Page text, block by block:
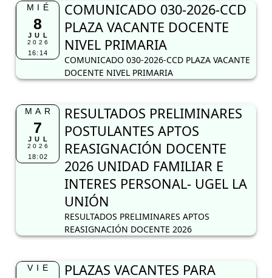
MIÉ
8
JUL
2026
16:14
COMUNICADO 030-2026-CCD
PLAZA VACANTE DOCENTE
NIVEL PRIMARIA
COMUNICADO 030-2026-CCD PLAZA VACANTE
DOCENTE NIVEL PRIMARIA
MAR
7
JUL
2026
18:02
RESULTADOS PRELIMINARES
POSTULANTES APTOS
REASIGNACIÓN DOCENTE
2026 UNIDAD FAMILIAR E
INTERES PERSONAL- UGEL LA
UNIÓN
RESULTADOS PRELIMINARES APTOS
REASIGNACIÓN DOCENTE 2026
VIE
PLAZAS VACANTES PARA